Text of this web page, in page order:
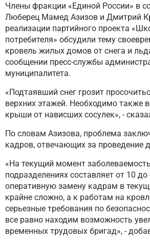
Члены фракции «Единой России» в
Люберец Мамед Азизов и Дмитрий
реализации партийного проекта
потребителя» обсудили тему
кровель жилых домов от снега и
сообщении пресс-службы
муниципалитета.
«Подтаявший снег грозит
верхних этажей. Необходимо также
крыши от нависших сосулек», -
По словам Азизова, проблема
кадров, отвечающих за проведение
«На текущий момент
подразделениях составляет от 10 до
оперативную замену кадрам в
крайне сложно, а к работам на
серьезные требования по
все равно находим возможность
временных трудовых бригад», -